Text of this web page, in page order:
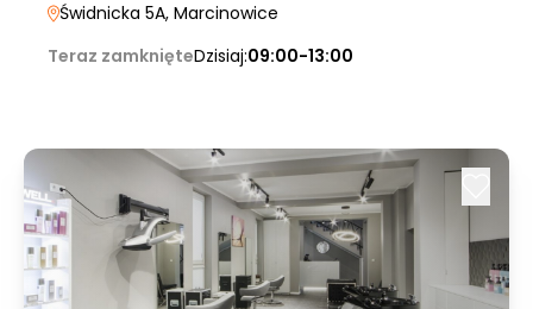
Świdnicka 5A, Marcinowice
Teraz zamknięteDzisiaj:09:00-13:00